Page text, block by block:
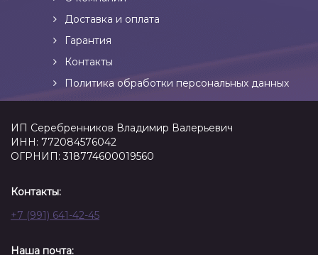
Доставка и оплата
Гарантия
Контакты
Политика обработки персональных данных
ИП Серебренников Владимир Валерьевич
ИНН: 772084576042
ОГРНИП: 318774600019560
Контакты:
+7 (991) 641-42-45
Наша почта: